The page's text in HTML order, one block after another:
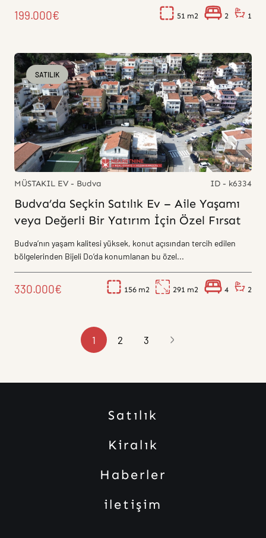
199.000€ 51 2 1
SATILIK
MÜSTAKIL EV - Budva ID - k6334
Budva’da Seçkin Satılık Ev – Aile Yaşamı
veya Değerli Bir Yatırım İçin Özel Fırsat
Budva’nın yaşam kalitesi yüksek, konut açısından tercih edilen
bölgelerinden Bijeli Do’da konumlanan bu özel...
330.000€ 156 291 4 2
1 2 3
Satılık
Kiralık
Haberler
iletişim